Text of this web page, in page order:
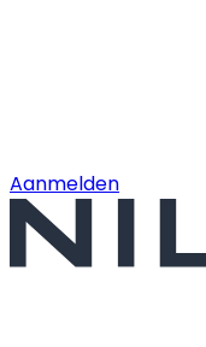
Aanmelden